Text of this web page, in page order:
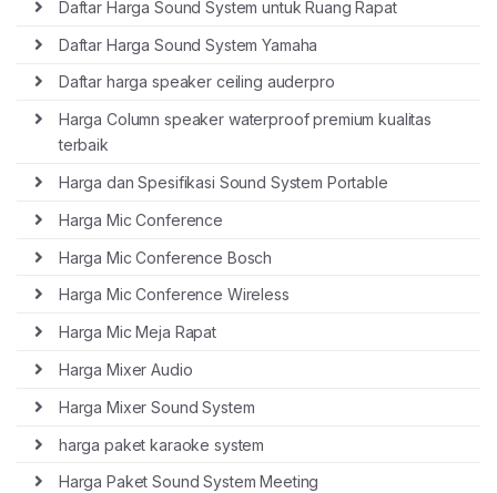
Daftar Harga Sound System untuk Ruang Rapat
Daftar Harga Sound System Yamaha
Daftar harga speaker ceiling auderpro
Harga Column speaker waterproof premium kualitas
terbaik
Harga dan Spesifikasi Sound System Portable
Harga Mic Conference
Harga Mic Conference Bosch
Harga Mic Conference Wireless
Harga Mic Meja Rapat
Harga Mixer Audio
Harga Mixer Sound System
harga paket karaoke system
Harga Paket Sound System Meeting